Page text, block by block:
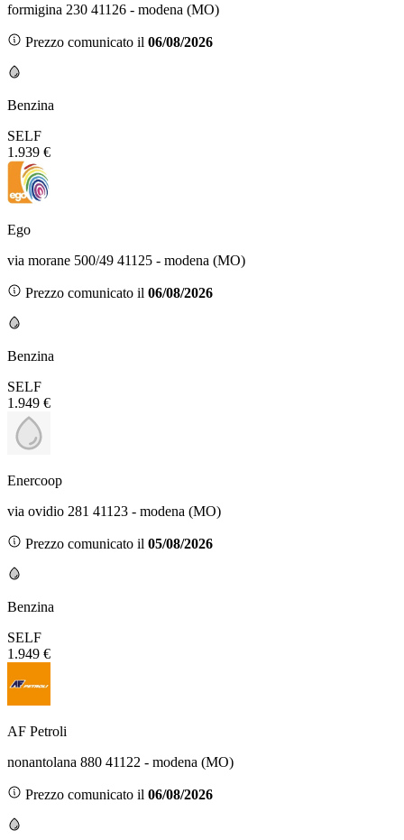
formigina 230 41126 - modena (MO)
Prezzo comunicato il 06/08/2026
Benzina
SELF
1.939 €
Ego
via morane 500/49 41125 - modena (MO)
Prezzo comunicato il 06/08/2026
Benzina
SELF
1.949 €
Enercoop
via ovidio 281 41123 - modena (MO)
Prezzo comunicato il 05/08/2026
Benzina
SELF
1.949 €
AF Petroli
nonantolana 880 41122 - modena (MO)
Prezzo comunicato il 06/08/2026